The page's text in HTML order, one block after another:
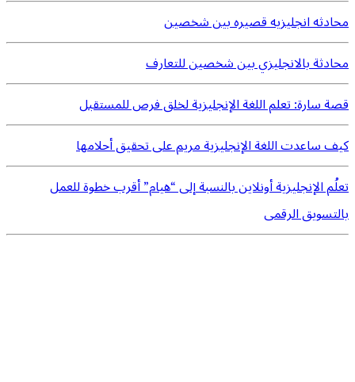
محادثه انجليزيه قصيره بين شخصين
محادثة بالانجليزي بين شخصين للتعارف
قصة سارة: تعلم اللغة الإنجليزية لخلق فرص للمستقبل
كيف ساعدت اللغة الإنجليزية مريم على تحقيق أحلامها
تعلُم الإنجليزية أونلاين بالنسبة إلى “هيام” أقرب خطوة للعمل
بالتسويق الرقمى